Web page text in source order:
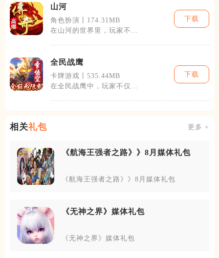
山河
角色扮演丨174.31MB
在山河的世界里，玩家不仅
下载
全民战鹰
卡牌游戏丨535.44MB
在全民战鹰中，玩家不仅可
下载
相关礼包 更多 +
《航海王强者之路》》8月媒体礼包
《航海王强者之路》》8月媒体礼包
《无神之界》媒体礼包
《无神之界》媒体礼包